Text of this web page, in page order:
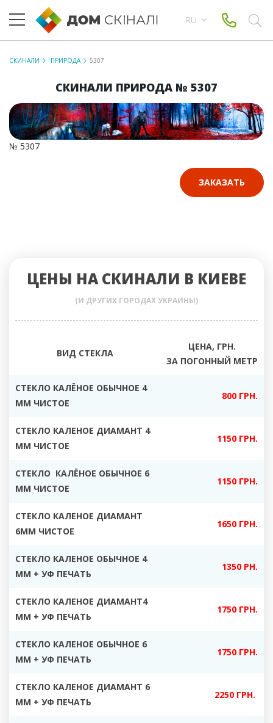
RU
СКИНАЛИ ПРИРОДА 5307
СКИНАЛИ ПРИРОДА № 5307
№ 5307
ЗАКАЗАТЬ
ЦЕНЫ НА СКИНАЛИ В КИЕВЕ
(И ДРУГИХ ГОРОДАХ УКРАИНЫ)
ВИД СТЕКЛА
ЦЕНА, ГРН.
ЗА ПОГОННЫЙ МЕТР
СТЕКЛО КАЛЁНОЕ ОБЫЧНОЕ 4
ММ ЧИСТОЕ
800 ГРН.
СТЕКЛО КАЛЕНОЕ ДИАМАНТ 4
ММ ЧИСТОЕ
1150 ГРН.
СТЕКЛО КАЛЁНОЕ ОБЫЧНОЕ 6
ММ ЧИСТОЕ
1150 ГРН.
СТЕКЛО КАЛЕНОЕ ДИАМАНТ
6ММ ЧИСТОЕ
1650 ГРН.
СТЕКЛО КАЛЕНОЕ ОБЫЧНОЕ 4
ММ + УФ ПЕЧАТЬ
1350 РН.
СТЕКЛО КАЛЕНОЕ ДИАМАНТ4
ММ + УФ ПЕЧАТЬ
1750 ГРН.
СТЕКЛО КАЛЕНОЕ ОБЫЧНОЕ 6
ММ + УФ ПЕЧАТЬ
1750 ГРН.
СТЕКЛО КАЛЕНОЕ ДИАМАНТ 6
ММ + УФ ПЕЧАТЬ
2250 ГРН.